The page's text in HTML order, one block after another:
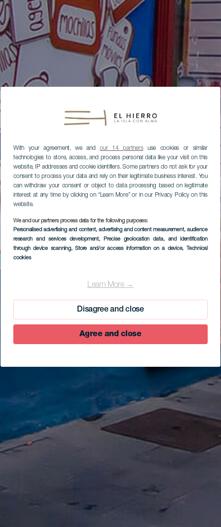
With your agreement, we andour 14 partnersuse cookies or similar
technologies to store, access, and process personal data like your visit on this
website, IP addresses and cookie identifiers. Some partners do not ask for your
consent to process your data and rely on their legitimate business interest. You
can withdraw your consent or object to data processing based on legitimate
interest at any time by clicking on “Learn More” or in our Privacy Policy on this
website.
We and our partners process data for the following purposes:
Personalised advertising and content, advertising and content measurement, audience
research and services development, Precise geolocation data, and identification
through device scanning, Store and/or access information on a device, Technical
cookies
Learn More →
Disagree and close
Agree and close